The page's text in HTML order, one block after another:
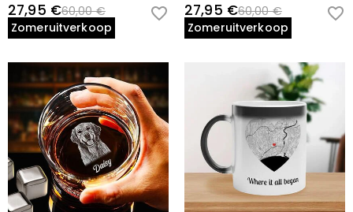
27,95 €60,00 €
Zomeruitverkoop
27,95 €60,00 €
Zomeruitverkoop